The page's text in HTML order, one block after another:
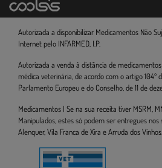
Autorizada a disponibilizar Medicamentos Não
Internet pelo INFARMED, I.P.
Autorizada a venda à distância de
médica veterinária, de acordo com o artigo
Parlamento Europeu e do Conselho, de 11 de
Medicamentos | Se na sua receita tiver MSRM,
Manipulados, estes só podem ser entregues
Alenquer, Vila Franca de Xira e Arruda dos Vinhos.